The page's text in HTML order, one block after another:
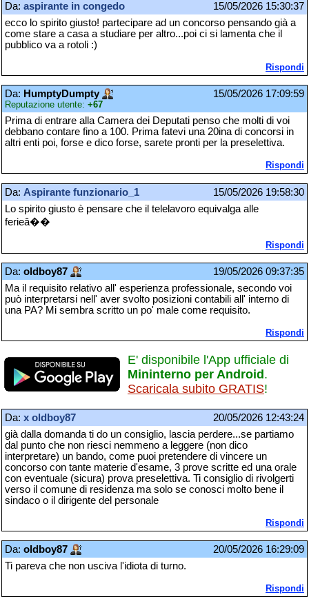
Da: aspirante in congedo
15/05/2026 15:30:37
ecco lo spirito giusto! partecipare ad un concorso pensando già a
come stare a casa a studiare per altro...poi ci si lamenta che il
pubblico va a rotoli :)
Rispondi
Da: HumptyDumpty
Reputazione utente: +67
15/05/2026 17:09:59
Prima di entrare alla Camera dei Deputati penso che molti di voi
debbano contare fino a 100. Prima fatevi una 20ina di concorsi in
altri enti poi, forse e dico forse, sarete pronti per la preselettiva.
Rispondi
Da: Aspirante funzionario_1
15/05/2026 19:58:30
Lo spirito giusto è pensare che il telelavoro equivalga alle
ferieâ��
Rispondi
Da: oldboy87
19/05/2026 09:37:35
Ma il requisito relativo all' esperienza professionale, secondo voi
può interpretarsi nell' aver svolto posizioni contabili all' interno di
una PA? Mi sembra scritto un po' male come requisito.
Rispondi
E' disponibile l'App ufficiale di
Mininterno per Android .
Scaricala subito GRATIS!
Da: x oldboy87
20/05/2026 12:43:24
già dalla domanda ti do un consiglio, lascia perdere...se partiamo
dal punto che non riesci nemmeno a leggere (non dico
interpretare) un bando, come puoi pretendere di vincere un
concorso con tante materie d'esame, 3 prove scritte ed una orale
con eventuale (sicura) prova preselettiva. Ti consiglio di rivolgerti
verso il comune di residenza ma solo se conosci molto bene il
sindaco o il dirigente del personale
Rispondi
Da: oldboy87
20/05/2026 16:29:09
Ti pareva che non usciva l'idiota di turno.
Rispondi